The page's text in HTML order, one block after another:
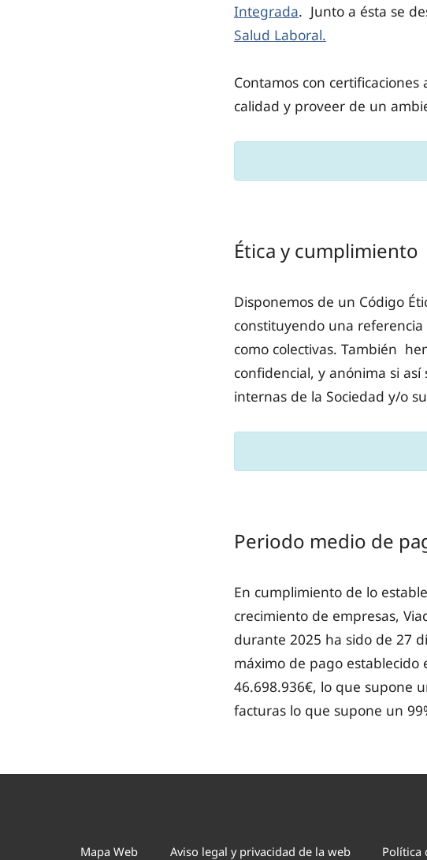
Integrada. Junto a ésta se
Salud Laboral.
Contamos con
calidad y proveer de un
Ética y cumplimiento
Disponemos de un Código
constituyendo una
como colectivas. También
confidencial, y anónima si
internas de la Sociedad y/o
Periodo medio de
En cumplimiento de lo
crecimiento de empresas,
durante 2025 ha sido de 27
máximo de pago
46.698.936€, lo que supone
facturas lo que supone un
Mapa Web Aviso legal y privacidad de la web Política